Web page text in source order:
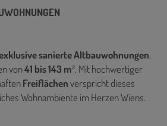
sanierte Altbauwohnungen,
von41 bis 143 m². Mit hochwertiger
Freiflächenverspricht dieses
Wohnambiente im Herzen Wiens.